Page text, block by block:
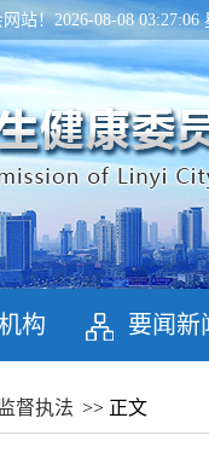
站！2026-08-08 03:27:06
构 要闻新
监督执法 >> 正文